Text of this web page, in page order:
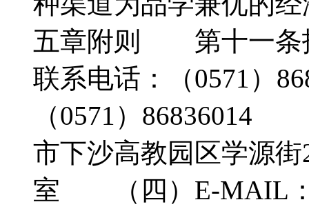
五章附则 第十一条
联系电话：（0571）
（0571）86836014
市下沙高教园区学源
室 （四）E-MAIL